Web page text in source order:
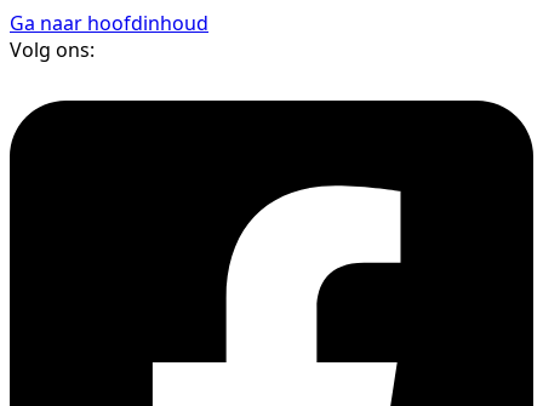
Ga naar hoofdinhoud
Volg ons: